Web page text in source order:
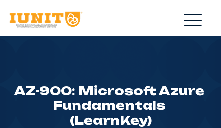
AZ-900: Microsoft Azure
Fundamentals
(LearnKey)